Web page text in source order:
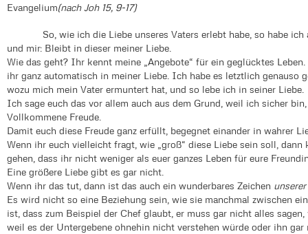
Evangelium(nach Joh 15, 9-17)
So, wie ich die Liebe unseres Vaters erlebt habe, so habe ich
und mir: Bleibt in dieser meiner Liebe.
Wie das geht? Ihr kennt meine „Angebote“ für ein geglücktes
ihr ganz automatisch in meiner Liebe. Ich habe es letztlich genauso
wozu mich mein Vater ermuntert hat, und so lebe ich in seiner Liebe.
Ich sage euch das vor allem auch aus dem Grund, weil ich sicher
Vollkommene Freude.
Damit euch diese Freude ganz erfüllt, begegnet einander in wahrer
Wenn ihr euch vielleicht fragt, wie „groß“ diese Liebe sein soll,
gehen, dass ihr nicht weniger als euer ganzes Leben für eure
Eine größere Liebe gibt es gar nicht.
Wenn ihr das tut, dann ist das auch ein wunderbares Zeichen unserer
Es wird nicht so eine Beziehung sein, wie sie manchmal zwischen
ist, dass zum Beispiel der Chef glaubt, er muss gar nicht alles
weil es der Untergebene ohnehin nicht verstehen würde oder ihn gar